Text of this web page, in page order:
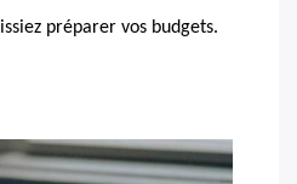
préparer vos budgets.